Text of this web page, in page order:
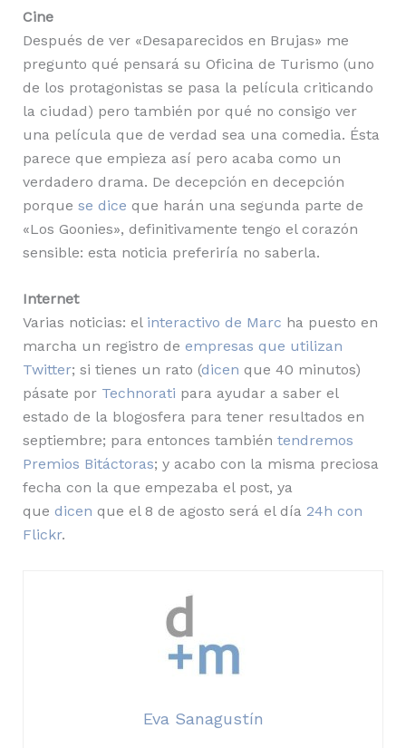
Cine
Después de ver «Desaparecidos en Brujas» me
pregunto qué pensará su Oficina de Turismo (uno
de los protagonistas se pasa la película criticando
la ciudad) pero también por qué no consigo ver
una película que de verdad sea una comedia. Ésta
parece que empieza así pero acaba como un
verdadero drama. De decepción en decepción
porque se dice que harán una segunda parte de
«Los Goonies», definitivamente tengo el corazón
sensible: esta noticia preferiría no saberla.
Internet
Varias noticias: el interactivo de Marc ha puesto en
marcha un registro de empresas que utilizan
Twitter; si tienes un rato (dicen que 40 minutos)
pásate por Technorati para ayudar a saber el
estado de la blogosfera para tener resultados en
septiembre; para entonces también tendremos
Premios Bitáctoras; y acabo con la misma preciosa
fecha con la que empezaba el post, ya
que dicen que el 8 de agosto será el día 24h con
Flickr.
Eva Sanagustín